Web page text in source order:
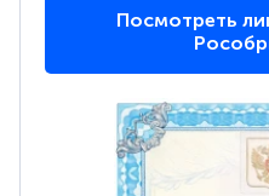
Посмотреть